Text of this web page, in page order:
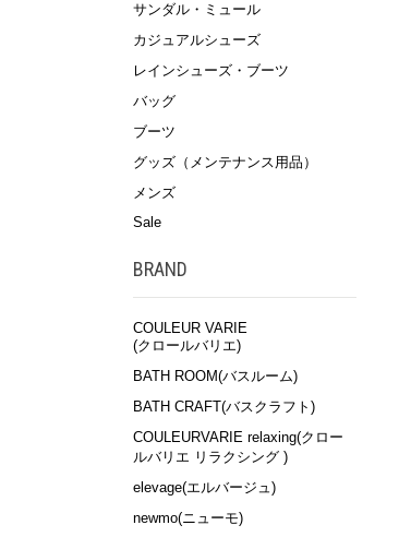
サンダル・ミュール
カジュアルシューズ
レインシューズ・ブーツ
バッグ
ブーツ
グッズ（メンテナンス用品）
メンズ
Sale
BRAND
COULEUR VARIE
(クロールバリエ)
BATH ROOM(バスルーム)
BATH CRAFT(バスクラフト)
COULEURVARIE relaxing(クロー
ルバリエ リラクシング )
elevage(エルバージュ)
newmo(ニューモ)